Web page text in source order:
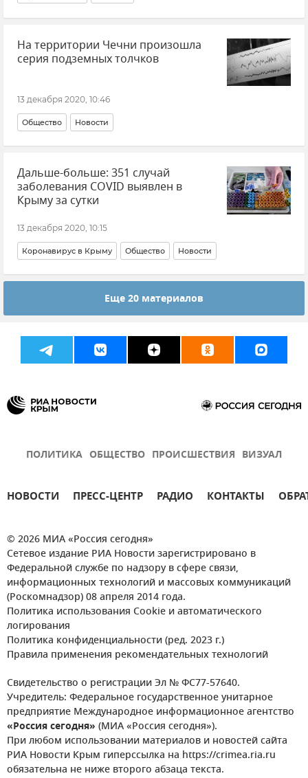
На территории Чечни произошла
серия подземных толчков
13 декабря 2020, 10:46
Общество Новости
Дальше-больше: 351 случай
заболевания COVID выявлен в
Крыму за сутки
13 декабря 2020, 10:15
Коронавирус в Крыму Общество Новости
Еще 20 материалов
ПОЛИТИКА ОБЩЕСТВО ПРОИСШЕСТВИЯ ВИЗУАЛ
НОВОСТИ ПРЕСС-ЦЕНТР РАДИО КОНТАКТЫ
© 2026 МИА «Россия сегодня»
Сетевое издание РИА Новости зарегистрировано в
Федеральной службе по надзору в сфере связи,
информационных технологий и массовых коммуникаций
(Роскомнадзор) 08 апреля 2014 года.
Политика использования Cookie и автоматического
логирования
Политика конфиденциальности (ред. 2023 г.)
Правила применения рекомендательных технологий
Свидетельство о регистрации Эл № ФС77-57640.
Учредитель: Федеральное государственное унитарное
предприятие Международное информационное агентство
«Россия сегодня» (МИА «Россия сегодня»).
При любом использовании материалов и новостей сайта
РИА Новости Крым гиперссылка на https://crimea.ria.ru
обязательна не ниже второго абзаца текста.